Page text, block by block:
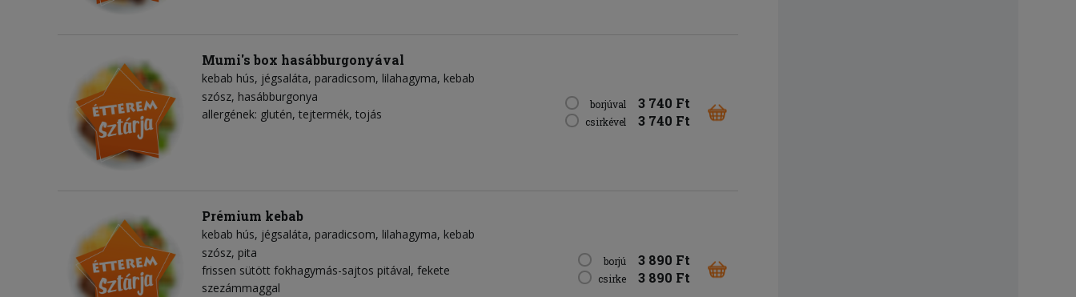
Mumi's box hasábburgonyával
kebab hús jégsaláta paradicsom lilahagyma kebab
szósz hasábburgonya
allergének: glutén, tejtermék, tojás
borjúval 3 740 Ft
csirkével 3 740 Ft
Prémium kebab
kebab hús jégsaláta paradicsom lilahagyma kebab
szósz pita
frissen sütött fokhagymás-sajtos pitával, fekete
szezámmaggal
borjú 3 890 Ft
csirke 3 890 Ft